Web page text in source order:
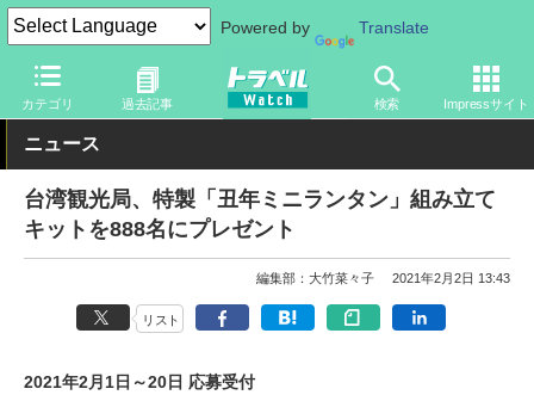
Powered by Translate
カテゴリ 過去記事 検索 Impressサイト
トラベル Watch 地域 海外旅行 台湾
ニュース
台湾観光局、特製「丑年ミニランタン」組み立て
キットを888名にプレゼント
編集部：大竹菜々子 2021年2月2日 13:43
リスト
2021年2月1日～20日 応募受付